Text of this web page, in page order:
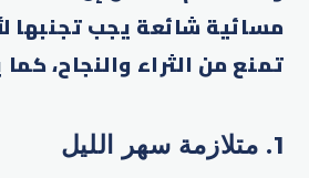
مسائية شائعة يجب تجنبها
تمنع من الثراء والنجاح،
1. متلازمة سهر الليل